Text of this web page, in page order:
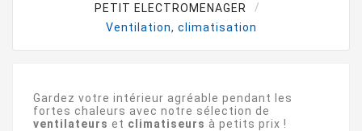
PETIT ELECTROMENAGER
Ventilation, climatisation
Gardez votre intérieur agréable pendant les
fortes chaleurs avec notre sélection de
ventilateurs et climatiseurs à petits prix !